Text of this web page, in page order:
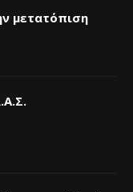
μετατόπιση